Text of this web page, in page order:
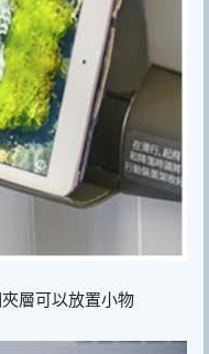
層可以放置小物